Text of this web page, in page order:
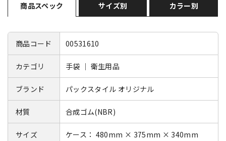
商品スペック サイズ別 カラー別
商品コード 00531610
カテゴリ 手袋 ｜ 衛生用品
ブランド パックスタイル オリジナル
材質 合成ゴム(NBR)
サイズ
ケース： 480mm × 375mm × 340mm